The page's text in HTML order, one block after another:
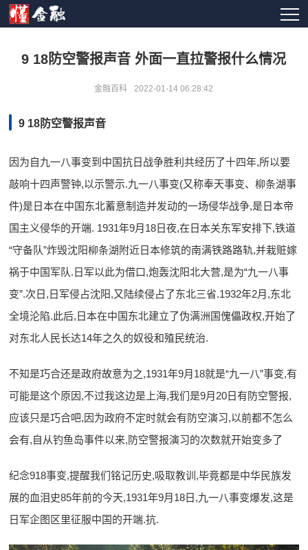
9 18防空警报声音 外面一直拉警报什么情况
金融百科 2022-01-14 06:28:42
9 18防空警报声音
因为自九一八事变到中国抗日战争胜利共经历了十四年,所以要
敲响十四声警钟,以示警示.九一八事变(又称奉天事变、柳条湖事
件)是日本在中国东北蓄意制造并发动的一场侵华战争,是日本帝
国主义侵华的开端. 1931年9月18日夜,在日本关东军安排下,铁道
“守备队”炸毁沈阳柳条湖附近日本修筑的南满铁路路轨,并栽赃嫁
祸于中国军队.日军以此为借口,炮轰沈阳北大营,是为“九一八事
变”.次日,日军侵占沈阳,又陆续侵占了东北三省.1932年2月,东北
全境沦陷.此后,日本在中国东北建立了伪满洲国傀儡政权,开始了
对东北人民长达14年之久的奴役和殖民统治.
不知是巧合还是政府故意为之,1931年9月18就是“九一八”事变,有
可能是这个原因,不过我这边是上海,我们是9月20日有防空警报,
应该只是巧合吧,因为政府不定时就会有防空演习,以前都不怎么
会有,自从钓鱼岛事件以来,防空警报演习的次数就开始变多了
纪念918事变,提醒我们铭记历史,吸取教训,毕竟都是中华民族发
展的血泪史85年前的今天,1931年9月18日,九一八事变爆发,这是
日军企图区里征服中国的开端.抗.